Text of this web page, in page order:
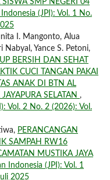
SISWA SMP NEGERI 04
(JPI): Vol. 1 No.
I. Mangonto, Alua
Nabyal, Yance S. Petoni,
BERSIH DAN SEHAT
CUCI TANGAN PAKAI
ANAK DI BTN AL
SELATAN ,
Vol. 2 No. 2 (2026): Vol.
PERANCANGAN
SAMPAH RW16
MUSTIKA JAYA
Indonesia (JPI): Vol. 1
2025